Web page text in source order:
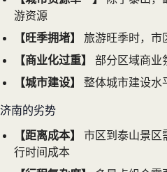
游资源
【旺季拥堵】
旅游旺季时，市
【商业化过重】
部分区域商业
【城市建设】
整体城市建设水
济南的劣势
【距离成本】
市区到泰山景区
行时间成本